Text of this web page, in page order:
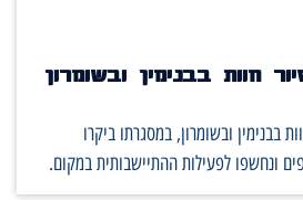
חוות בבנימין ובשומרון
בבנימין ובשומרון, במסגרתו ביקרו
ונחשפו לפעילות ההתיישבותית במקום.